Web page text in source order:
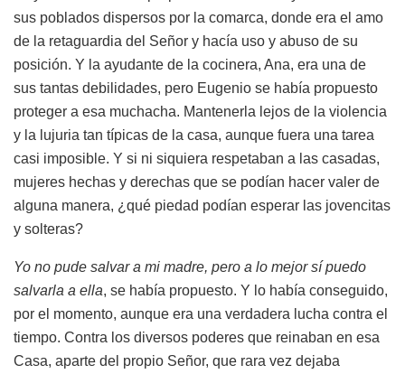
sus poblados dispersos por la comarca, donde era el amo
de la retaguardia del Señor y hacía uso y abuso de su
posición. Y la ayudante de la cocinera, Ana, era una de
sus tantas debilidades, pero Eugenio se había propuesto
proteger a esa muchacha. Mantenerla lejos de la violencia
y la lujuria tan típicas de la casa, aunque fuera una tarea
casi imposible. Y si ni siquiera respetaban a las casadas,
mujeres hechas y derechas que se podían hacer valer de
alguna manera, ¿qué piedad podían esperar las jovencitas
y solteras?
Yo no pude salvar a mi madre, pero a lo mejor sí puedo
salvarla a ella, se había propuesto. Y lo había conseguido,
por el momento, aunque era una verdadera lucha contra el
tiempo. Contra los diversos poderes que reinaban en esa
Casa, aparte del propio Señor, que rara vez dejaba